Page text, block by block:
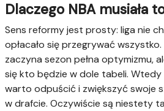
Dlaczego NBA musiała
Sens reformy jest prosty: liga nie
opłacało się przegrywać
zaczyna sezon pełna optymizmu,
się kto będzie w dole tabeli. Wtedy
warto odpuścić i zwiększyć swoje
w drafcie. Oczywiście są niestety